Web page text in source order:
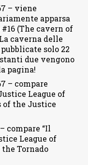
– viene
apparsa
(The cavern of
caverna delle
solo 22
due vengono
pagina!
– compare
League of
of the Justice
compare “Il
League of
Tornado